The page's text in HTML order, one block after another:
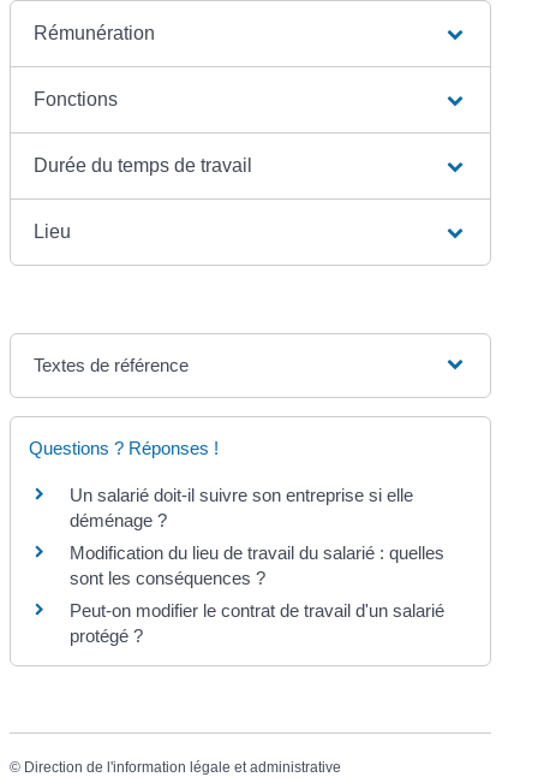
Rémunération
Fonctions
Durée du temps de travail
Lieu
Textes de référence
Questions ? Réponses !
Un salarié doit-il suivre son entreprise si elle
déménage ?
Modification du lieu de travail du salarié : quelles
sont les conséquences ?
Peut-on modifier le contrat de travail d'un salarié
protégé ?
© Direction de l'information légale et administrative